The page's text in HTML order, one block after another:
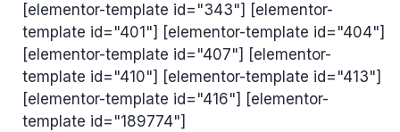
[elementor-template id="343"] [elementor-
template id="401"] [elementor-template id="404"]
[elementor-template id="407"] [elementor-
template id="410"] [elementor-template id="413"]
[elementor-template id="416"] [elementor-
template id="189774"]